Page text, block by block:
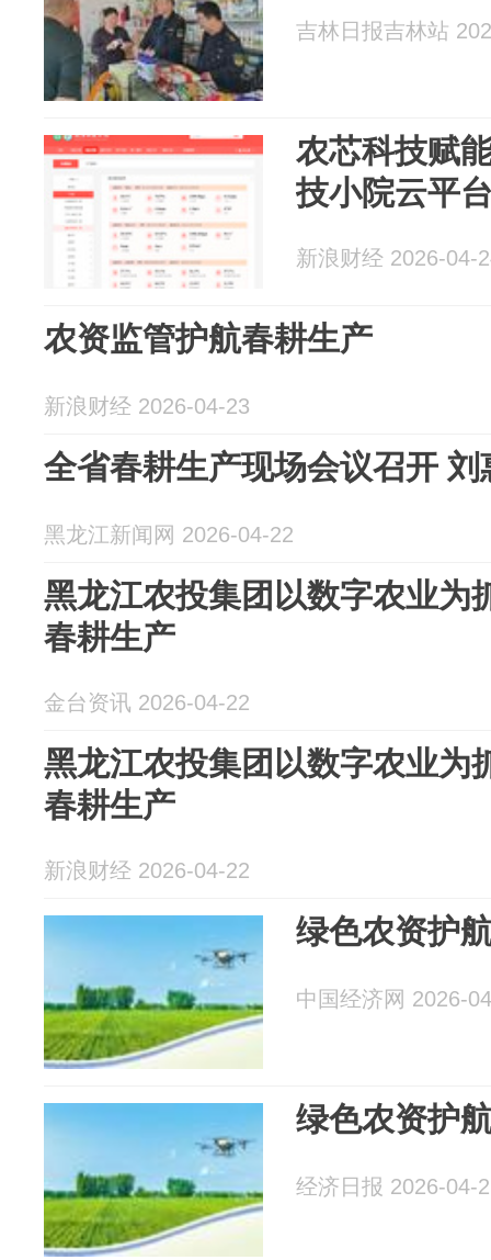
吉林日报吉林站
农芯科技赋
技小院云平
新浪财经 2026-04-
农资监管护航春耕生产
新浪财经 2026-04-23
全省春耕生产现场会议召开
黑龙江新闻网 2026-04-22
黑龙江农投集团以数字农业为
春耕生产
金台资讯 2026-04-22
黑龙江农投集团以数字农业为
春耕生产
新浪财经 2026-04-22
绿色农资护
中国经济网 2026-
绿色农资护
经济日报 2026-04-